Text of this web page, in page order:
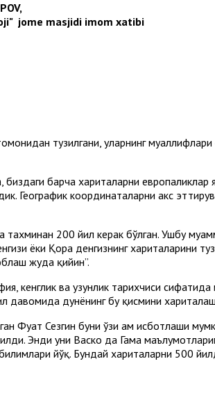
jome masjidi imom xatibi
тузилгани, уларнинг
барча хариталарни европаликлар
Географик координаталарни акс
200 йил керак бўлган. Ушбу
ёки Қора денгизнинг хариталарини
жуда қийин”.
кенглик ва узунлик тарихчиси сифатида
давомида дунёнинг бу қисмини
Фуат Сезгин буни ўзи ҳам исботлаши
Энди уни Васко да Гама
йўқ. Бундай хариталарни 500